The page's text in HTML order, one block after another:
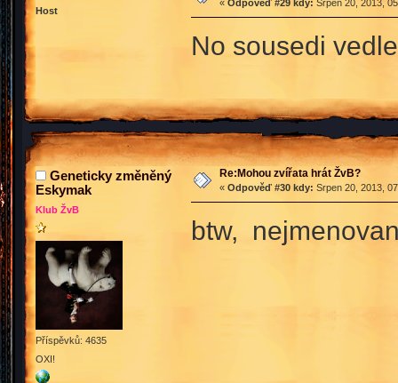
Host
« Odpověď #29 kdy: Srpen 20, 2013,
No sousedi
Geneticky změněný
Eskymak
Klub ŽvB
Příspěvků: 4635
OXI!
Re:Mohou zvířata hrát ŽvB?
« Odpověď #30 kdy: Srpen 20, 2013,
btw,